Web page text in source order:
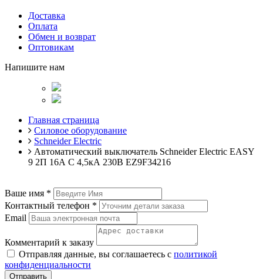
Доставка
Оплата
Обмен и возврат
Оптовикам
Напишите нам
Главная страница
Силовое оборудование
Schneider Electric
Автоматический выключатель Schneider Electric EASY
9 2П 16А С 4,5кА 230В EZ9F34216
Ваше имя *
Контактный телефон *
Email
Комментарий к заказу
Отправляя данные, вы соглашаетесь с политикой
конфиденциальности
Отправить